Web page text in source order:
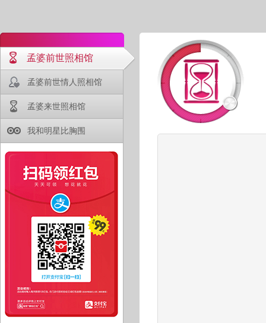
孟婆前世照相馆
孟婆前世情人照相馆
孟婆来世照相馆
我和明星比胸围